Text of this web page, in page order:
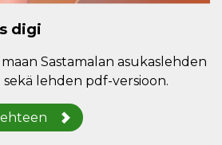
digi
Sastamalan asukaslehden
lehden pdf-versioon.